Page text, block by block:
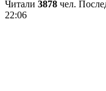
Читали 3878 чел.
22:06